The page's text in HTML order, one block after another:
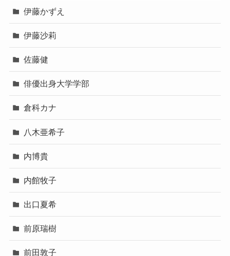
伊藤かずえ
伊藤沙莉
佐藤健
俳優出身大学学部
倉科カナ
八木亜希子
内博貴
内館牧子
出口夏希
前原瑞樹
前田敦子